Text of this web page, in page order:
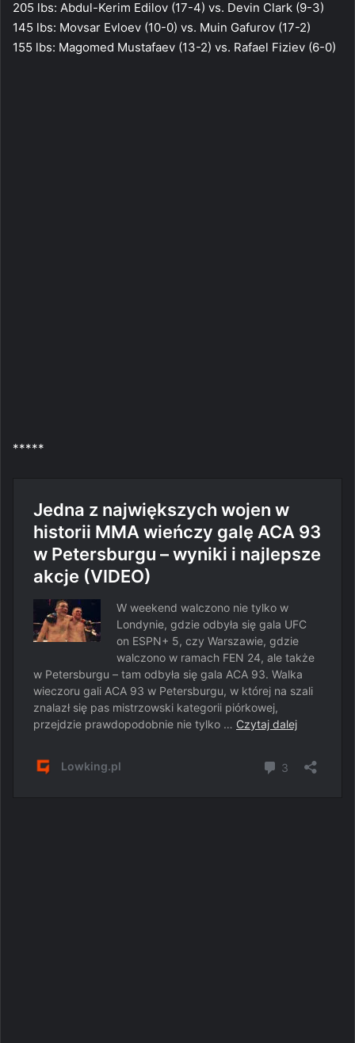
205 lbs: Abdul-Kerim Edilov (17-4) vs. Devin Clark (9-3)
145 lbs: Movsar Evloev (10-0) vs. Muin Gafurov (17-2)
155 lbs: Magomed Mustafaev (13-2) vs. Rafael Fiziev (6-0)
*****